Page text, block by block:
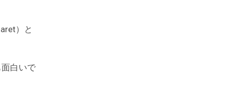
）と
白いで